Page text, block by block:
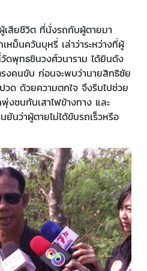
สียชีวิต ที่นั่งรถกับผู้ตายมา
หม็นควันบุหรี่ เล่าว่าระหว่างที่ผู้
ดพุทธชินวงศ์วนาราม ได้ยินดัง
งคนขับ ก่อนจะพบว่านายสิทธิชัย
วด ด้วยความตกใจ จึงรีบไปช่วย
ชนกับเสาไฟข้างทาง และ
นว่าผู้ตายไม่ได้ขับรถเร็วหรือ